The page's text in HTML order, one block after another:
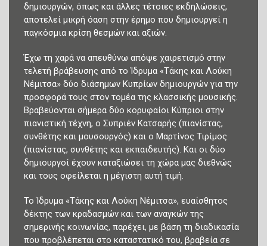
δημιουργών, όπως και άλλες τέτοιες εκδηλώσεις,
αποτελεί μικρή όαση στην έρημο που δημιουργεί η
παγκόσμια κρίση θεσμών και αξιών.
Έχω τη χαρά να απευθύνω απόψε χαιρετισμό στην
τελετή βράβευσης από το Ίδρυμα «Τάκης και Λούκη
Νέμιτσα» δύο διάσημων Κυπρίων δημιουργών για την
προσφορά τους στον τομέα της κλασσικής μουσικής.
Βραβεύονται σήμερα δύο κορυφαίοι Κύπριοι στην
πιανιστική τέχνη, ο Συπριέν Κατσαρής (πιανίστας,
συνθέτης και μουσουργός) και ο Μαρτίνος Τιρίμος
(πιανίστας, συνθέτης και εκπαιδευτής). Και οι δύο
δημιουργοί έχουν καταξιώσει τη χώρα μας διεθνώς
και τους οφείλεται η μέγιστη αυτή τιμή.
Το Ίδρυμα «Τάκης και Λούκη Νέμιτσα», ευαίσθητος
δέκτης των κραδασμών και των αναγκών της
σημερινής κοινωνίας, παρέχει, με βάση τη διαδικασία
που προβλέπεται στο καταστατικό του, βραβεία σε